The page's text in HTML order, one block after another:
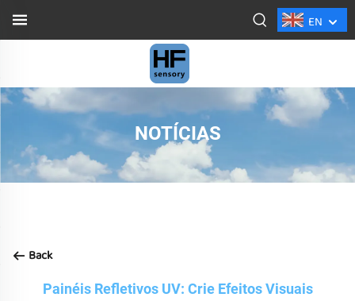
EN
NOTÍCIAS
Back
Painéis Refletivos UV: Crie Efeitos Visuais